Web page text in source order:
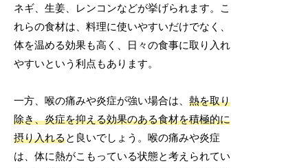
ネギ、生姜、レンコンなどが挙げられます。こ
れらの食材は、料理に使いやすいだけでなく、
体を温める効果も高く、日々の食事に取り入れ
やすいという利点もあります。
一方、喉の痛みや炎症が強い場合は、熱を取り
除き、炎症を抑える効果のある食材を積極的に
摂り入れると良いでしょう。喉の痛みや炎症
は、体に熱がこもっている状態と考えられてい